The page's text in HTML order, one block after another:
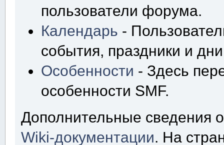
пользователи форума.
Календарь -
события, праздники и
Особенности - Здесь
особенности SMF.
Дополнительные сведения
Wiki-документации. На